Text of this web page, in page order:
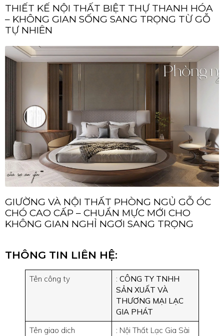
THIẾT KẾ NỘI THẤT BIỆT THỰ THANH HÓA
– KHÔNG GIAN SỐNG SANG TRỌNG TỪ GỖ
TỰ NHIÊN
GIƯỜNG VÀ NỘI THẤT PHÒNG NGỦ GỖ ÓC
CHÓ CAO CẤP – CHUẨN MỰC MỚI CHO
KHÔNG GIAN NGHỈ NGƠI SANG TRỌNG
THÔNG TIN LIÊN HỆ:
Tên công ty : CÔNG TY TNHH
SẢN XUẤT VÀ
THƯƠNG MẠI LẠC
GIA PHÁT
Tên giao dich
: Nội Thất Lạc Gia Sài